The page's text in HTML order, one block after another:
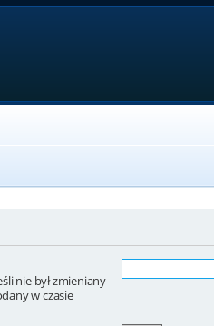
nie był zmieniany
w czasie